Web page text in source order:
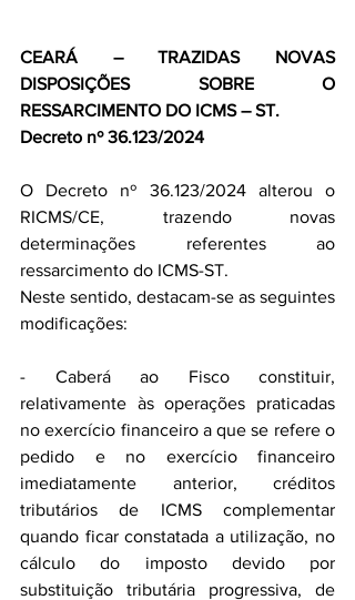
CEARÁ – TRAZIDAS NOVAS
DISPOSIÇÕES SOBRE O
RESSARCIMENTO DO ICMS – ST.
Decreto nº 36.123/2024
O Decreto nº 36.123/2024 alterou o
RICMS/CE, trazendo novas
determinações referentes ao
ressarcimento do ICMS-ST.
Neste sentido, destacam-se as seguintes
modificações:
- Caberá ao Fisco constituir,
relativamente às operações praticadas
no exercício financeiro a que se refere o
pedido e no exercício financeiro
imediatamente anterior, créditos
tributários de ICMS complementar
quando ficar constatada a utilização, no
cálculo do imposto devido por
substituição tributária progressiva, de